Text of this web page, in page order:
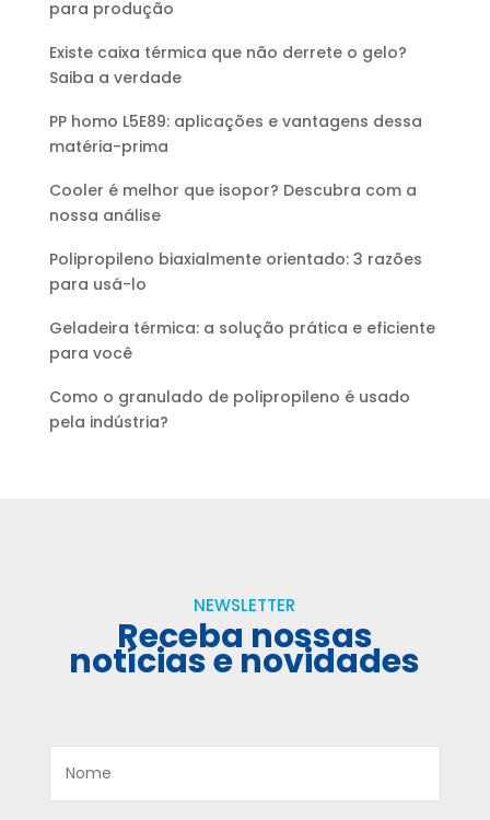
para produção
Existe caixa térmica que não derrete o gelo?
Saiba a verdade
PP homo L5E89: aplicações e vantagens dessa
matéria-prima
Cooler é melhor que isopor? Descubra com a
nossa análise
Polipropileno biaxialmente orientado: 3 razões
para usá-lo
Geladeira térmica: a solução prática e eficiente
para você
Como o granulado de polipropileno é usado
pela indústria?
NEWSLETTER
Receba nossas
notícias e novidades